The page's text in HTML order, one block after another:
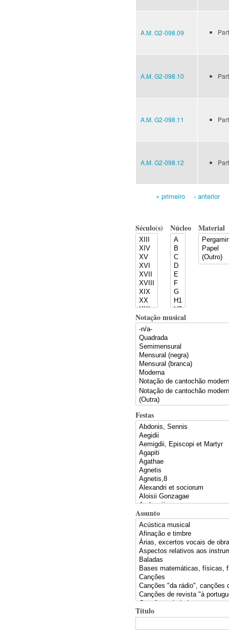
A.M. G2-098.09
A.M. G2-098.10
A.M. G2-098.11
A.M. G2-098.12
« primeiro ‹ anterior
Século(s) Núcleo Material
Notação musical
Festas
Assunto
Título